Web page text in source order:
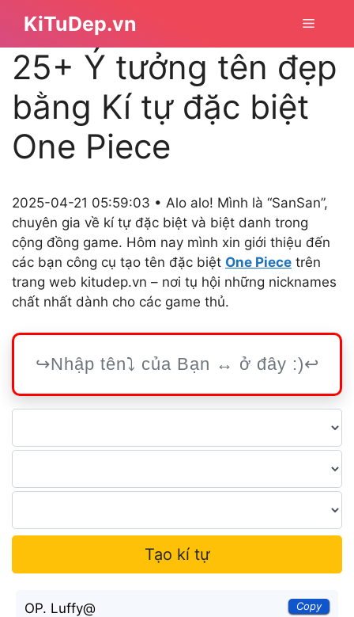
nội
dung
KiTuDep.vn Menu
25+ Ý tưởng tên đẹp
bằng Kí tự đặc biệt
One Piece
2025-04-21 05:59:03 • Alo alo! Mình là “SanSan”,
chuyên gia về kí tự đặc biệt và biệt danh trong
cộng đồng game. Hôm nay mình xin giới thiệu đến
các bạn công cụ tạo tên đặc biệt One Piece trên
trang web kitudep.vn – nơi tụ hội những nicknames
chất nhất dành cho các game thủ.
Tạo kí tự
OP. Luffy@ Copy